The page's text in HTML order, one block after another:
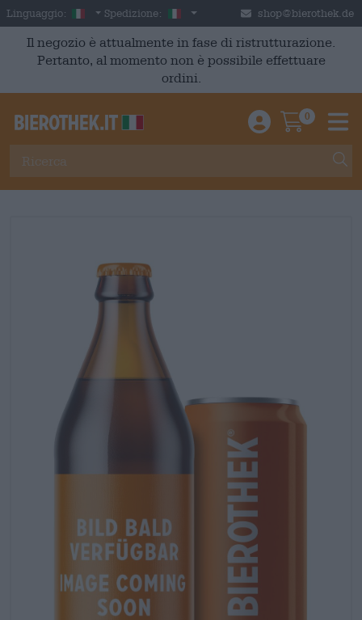
Skip to main content
Linguaggio: Italian
Spedizione: Italia shop@bierothek.de
Il negozio è attualmente in fase di ristrutturazione.
Pertanto, al momento non è possibile effettuare
ordini.
Einloggen /
0